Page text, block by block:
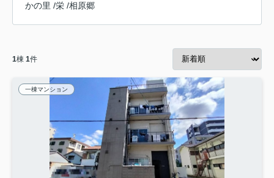
かの里 /栄 /相原郷
1棟 1件
一棟マンション